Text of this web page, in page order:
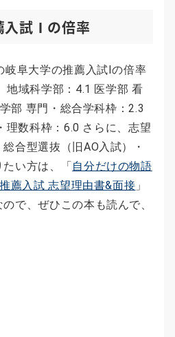
入試Ⅰの倍率
阜大学の推薦入試Ⅰの倍率
地域科学部：4.1 医学部 看
部 専門・総合学科枠：2.3
理数科枠：6.0 さらに、志望
合型選抜（旧AO入試）・
い方は、「 自分だけの物語
薦入試 志望理由書&面接 」
で、ぜひこの本も読んで、